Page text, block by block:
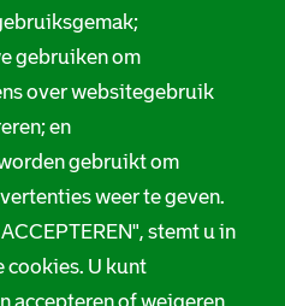
gebruiken om
over websitegebruik
en
gebruikt om
weer te geven.
stemt u in
cookies. U kunt